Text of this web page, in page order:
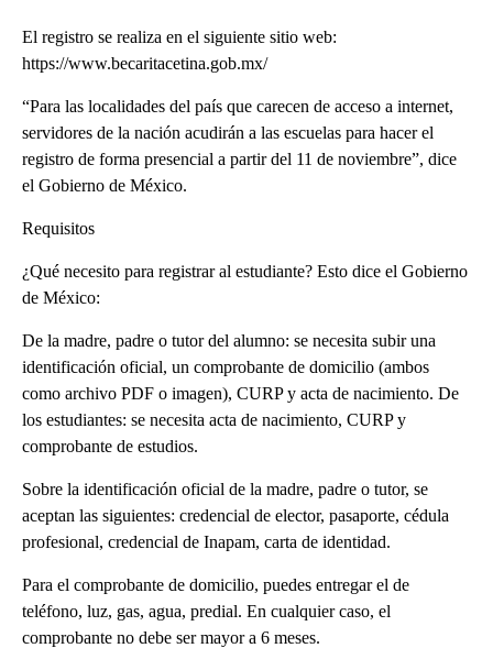
El registro se realiza en el siguiente sitio web:
https://www.becaritacetina.gob.mx/
“Para las localidades del país que carecen de acceso a internet,
servidores de la nación acudirán a las escuelas para hacer el
registro de forma presencial a partir del 11 de noviembre”, dice
el Gobierno de México.
Requisitos
¿Qué necesito para registrar al estudiante? Esto dice el Gobierno
de México:
De la madre, padre o tutor del alumno: se necesita subir una
identificación oficial, un comprobante de domicilio (ambos
como archivo PDF o imagen), CURP y acta de nacimiento. De
los estudiantes: se necesita acta de nacimiento, CURP y
comprobante de estudios.
Sobre la identificación oficial de la madre, padre o tutor, se
aceptan las siguientes: credencial de elector, pasaporte, cédula
profesional, credencial de Inapam, carta de identidad.
Para el comprobante de domicilio, puedes entregar el de
teléfono, luz, gas, agua, predial. En cualquier caso, el
comprobante no debe ser mayor a 6 meses.